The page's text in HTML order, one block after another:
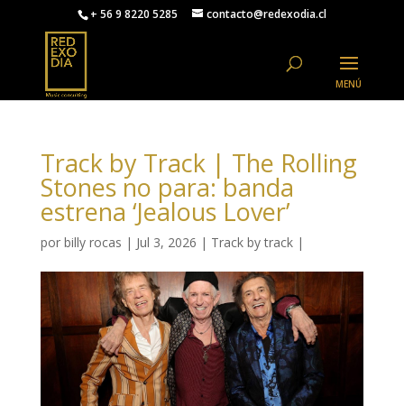
+ 56 9 8220 5285 contacto@redexodia.cl
Track by Track | The Rolling
Stones no para: banda
estrena ‘Jealous Lover’
por billy rocas | Jul 3, 2026 | Track by track|